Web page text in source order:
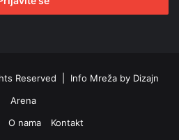
Reserved | Info Mreža by Dizajn
Arena
O nama Kontakt